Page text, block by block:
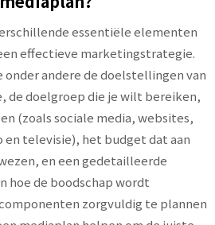
essentiële elementen
effectieve marketingstrategie.
onder andere de doelstellingen van
de doelgroep die je wilt bereiken,
(zoals sociale media, websites,
televisie), het budget dat aan
en een gedetailleerde
hoe de boodschap wordt
zorgvuldig te plannen